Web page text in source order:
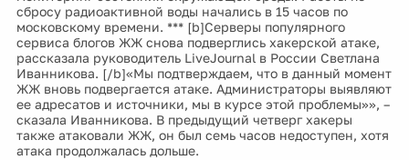
сбросу радиоактивной воды начались в 15 часов по
московскому времени. *** [b]Серверы популярного
сервиса блогов ЖЖ снова подверглись хакерской атаке,
рассказала руководитель LiveJournal в России Светлана
Иванникова. [/b]«Мы подтверждаем, что в данный момент
ЖЖ вновь подвергается атаке. Администраторы выявляют
ее адресатов и источники, мы в курсе этой проблемы»», –
сказала Иванникова. В предыдущий четверг хакеры
также атаковали ЖЖ, он был семь часов недоступен, хотя
атака продолжалась дольше.